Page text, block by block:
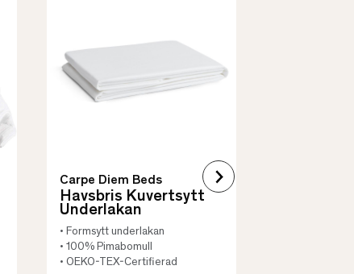
Carpe Diem Beds
Havsbris Kuvertsytt
Underlakan
• Formsytt underlakan
• 100% Pimabomull
• OEKO-TEX-Certifierad